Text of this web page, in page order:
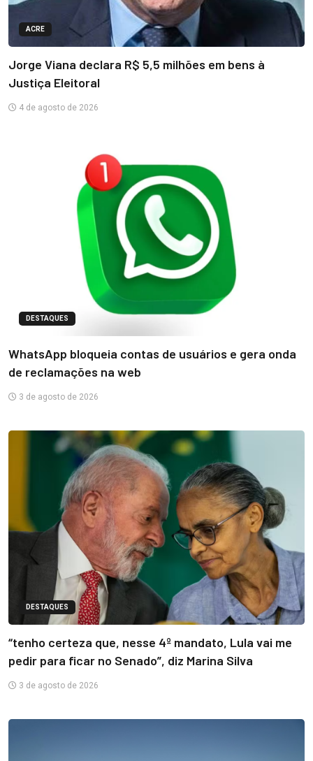
ACRE
Jorge Viana declara R$ 5,5 milhões em bens à
Justiça Eleitoral
4 de agosto de 2026
DESTAQUES
WhatsApp bloqueia contas de usuários e gera onda
de reclamações na web
3 de agosto de 2026
DESTAQUES
“tenho certeza que, nesse 4º mandato, Lula vai me
pedir para ficar no Senado”, diz Marina Silva
3 de agosto de 2026